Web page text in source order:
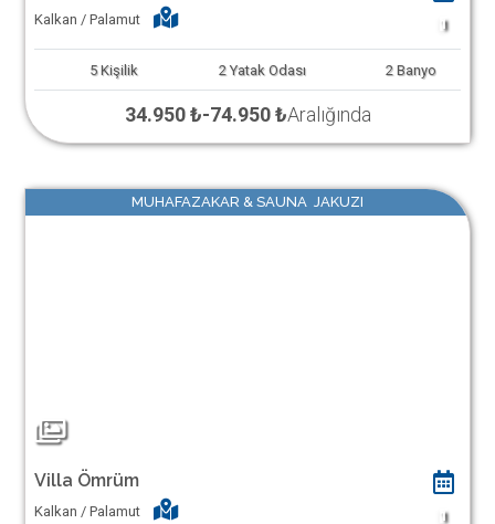
Kalkan / Palamut 1
5 Kişilik 2 Yatak Odası 2 Banyo
34.950 ₺-74.950 ₺Aralığında
MUHAFAZAKAR & SAUNA JAKUZI
Villa Ömrüm
Kalkan / Palamut 1